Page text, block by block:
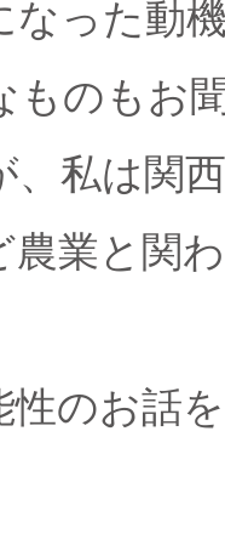
なった動
ものもお
、私は関
農業と関
性のお話